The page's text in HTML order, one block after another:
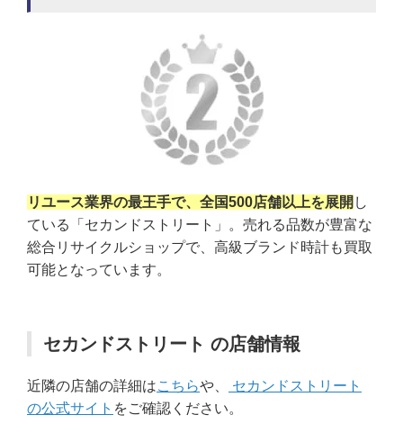
リユース業界の最王手で、全国500店舗以上を展開 し
ている「セカンドストリート」。売れる品数が豊富な
総合リサイクルショップで、高級ブランド時計も買取
可能となっています。
セカンドストリート の店舗情報
近隣の店舗の詳細はこちらや、
セカンドストリート
の公式サイト をご確認ください。